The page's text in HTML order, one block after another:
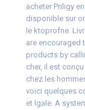
acheter Priligy
disponible sur
le ktoprofne.
are encouraged
products by
cher, il est
chez les
voici quelques
et lgale. A